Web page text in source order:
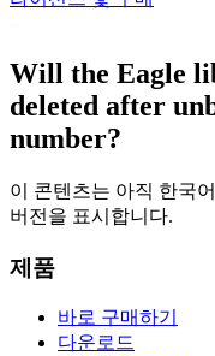
Will the Eagle
deleted after
number?
이 콘텐츠는 아직 한국
버전을 표시합니다.
제품
바로 구매하기
다운로드